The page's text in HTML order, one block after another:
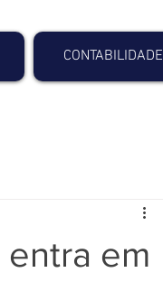
CONTABILIDADE
em